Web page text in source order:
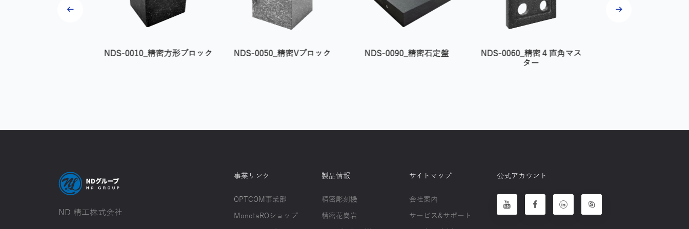
NDS-0010_精密方形ブロック NDS-0050_精密Vブロック NDS-0090_精密石定盤
NDS-0060_精密４直角マス
ター
ND 精工株式会社
事業リンク
OPTCOM事業部
MonotaROショップ
製品情報
精密彫刻機
精密花崗岩
サイトマップ
会社案内
サービス&サポート
公式アカウント